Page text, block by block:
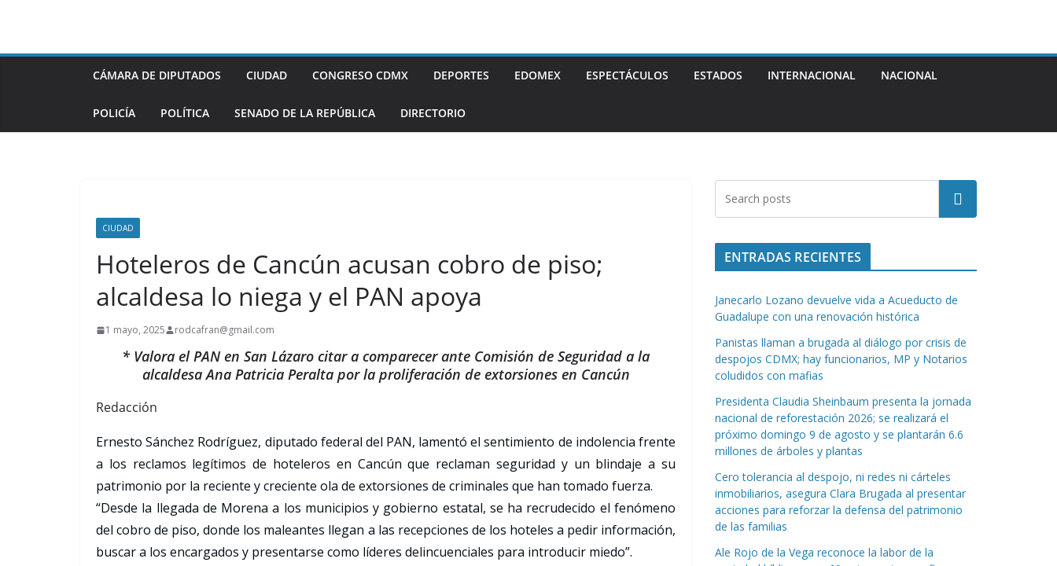
contenido
CÁMARA DE DIPUTADOS CIUDAD CONGRESO CDMX DEPORTES EDOMEX ESPECTÁCULOS ESTADOS INTERNACIONAL NACIONAL
POLICÍA POLÍTICA SENADO DE LA REPÚBLICA DIRECTORIO
CIUDAD
Hoteleros de Cancún acusan cobro de piso;
alcaldesa lo niega y el PAN apoya
1 mayo, 2025 rodcafran@gmail.com
* Valora el PAN en San Lázaro citar a comparecer ante Comisión de Seguridad a la
alcaldesa Ana Patricia Peralta por la proliferación de extorsiones en Cancún
Redacción
Ernesto Sánchez Rodríguez, diputado federal del PAN, lamentó el sentimiento de indolencia frente
a los reclamos legítimos de hoteleros en Cancún que reclaman seguridad y un blindaje a su
patrimonio por la reciente y creciente ola de extorsiones de criminales que han tomado fuerza.
“Desde la llegada de Morena a los municipios y gobierno estatal, se ha recrudecido el fenómeno
del cobro de piso, donde los maleantes llegan a las recepciones de los hoteles a pedir información,
buscar a los encargados y presentarse como líderes delincuenciales para introducir miedo”.
Buscar
ENTRADAS RECIENTES
Janecarlo Lozano devuelve vida a Acueducto de
Guadalupe con una renovación histórica
Panistas llaman a brugada al diálogo por crisis de
despojos CDMX; hay funcionarios, MP y Notarios
coludidos con mafias
Presidenta Claudia Sheinbaum presenta la jornada
nacional de reforestación 2026; se realizará el
próximo domingo 9 de agosto y se plantarán 6.6
millones de árboles y plantas
Cero tolerancia al despojo, ni redes ni cárteles
inmobiliarios, asegura Clara Brugada al presentar
acciones para reforzar la defensa del patrimonio
de las familias
Ale Rojo de la Vega reconoce la labor de la